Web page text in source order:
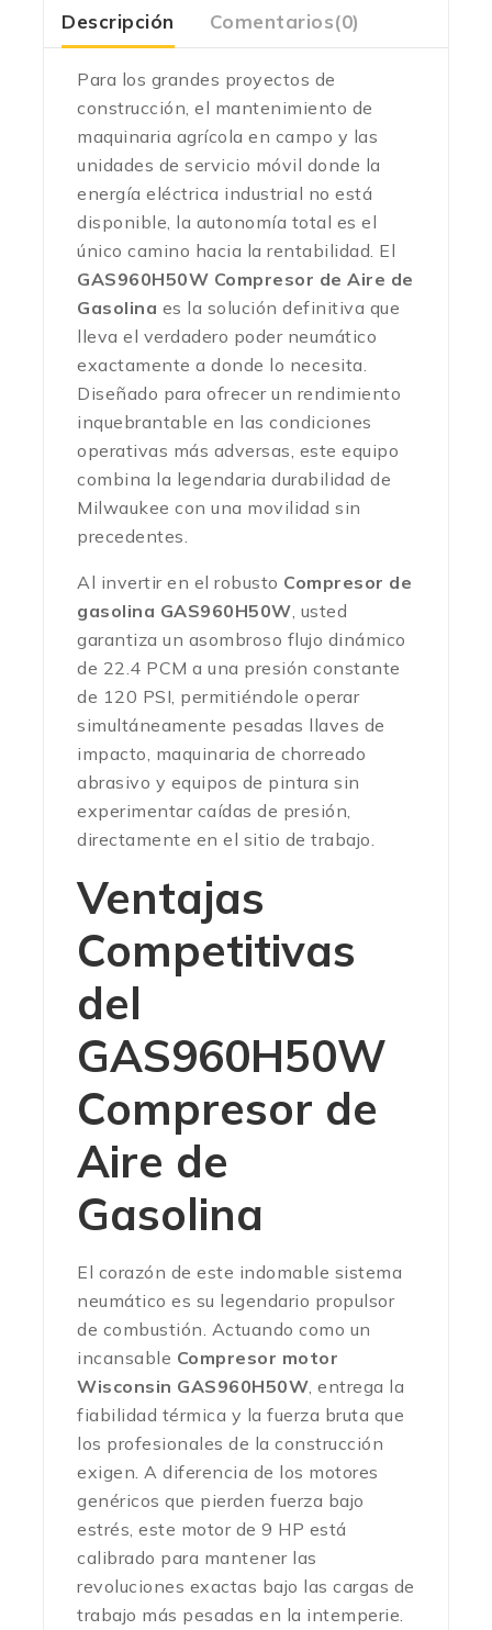
Descripción Comentarios(0)
Para los grandes proyectos de
construcción, el mantenimiento de
maquinaria agrícola en campo y las
unidades de servicio móvil donde la
energía eléctrica industrial no está
disponible, la autonomía total es el
único camino hacia la rentabilidad. El
GAS960H50W Compresor de Aire de
Gasolina es la solución definitiva que
lleva el verdadero poder neumático
exactamente a donde lo necesita.
Diseñado para ofrecer un rendimiento
inquebrantable en las condiciones
operativas más adversas, este equipo
combina la legendaria durabilidad de
Milwaukee con una movilidad sin
precedentes.
Al invertir en el robusto Compresor de
gasolina GAS960H50W, usted
garantiza un asombroso flujo dinámico
de 22.4 PCM a una presión constante
de 120 PSI, permitiéndole operar
simultáneamente pesadas llaves de
impacto, maquinaria de chorreado
abrasivo y equipos de pintura sin
experimentar caídas de presión,
directamente en el sitio de trabajo.
Ventajas
Competitivas
del
GAS960H50W
Compresor de
Aire de
Gasolina
El corazón de este indomable sistema
neumático es su legendario propulsor
de combustión. Actuando como un
incansable Compresor motor
Wisconsin GAS960H50W, entrega la
fiabilidad térmica y la fuerza bruta que
los profesionales de la construcción
exigen. A diferencia de los motores
genéricos que pierden fuerza bajo
estrés, este motor de 9 HP está
calibrado para mantener las
revoluciones exactas bajo las cargas de
trabajo más pesadas en la intemperie.